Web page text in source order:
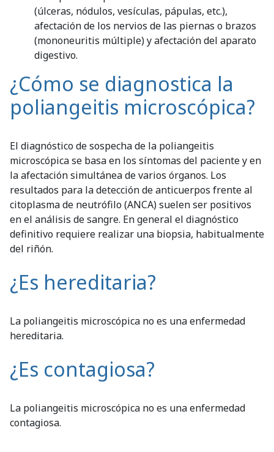
(úlceras, nódulos, vesículas, pápulas, etc.),
afectación de los nervios de las piernas o brazos
(mononeuritis múltiple) y afectación del aparato
digestivo.
¿Cómo se diagnostica la
poliangeitis microscópica?
El diagnóstico de sospecha de la poliangeitis
microscópica se basa en los síntomas del paciente y en
la afectación simultánea de varios órganos. Los
resultados para la detección de anticuerpos frente al
citoplasma de neutrófilo (ANCA) suelen ser positivos
en el análisis de sangre. En general el diagnóstico
definitivo requiere realizar una biopsia, habitualmente
del riñón.
¿Es hereditaria?
La poliangeitis microscópica no es una enfermedad
hereditaria.
¿Es contagiosa?
La poliangeitis microscópica no es una enfermedad
contagiosa.